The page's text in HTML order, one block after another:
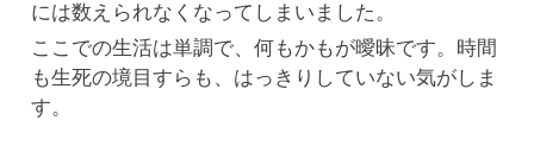
には数えられなくなってしまいました。
ここでの生活は単調で、何もかもが曖昧です。時間
も生死の境目すらも、はっきりしていない気がしま
す。